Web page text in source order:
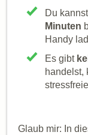
Du
Minuten
Handy
Es gibt
handelst,
Glaub mir: In